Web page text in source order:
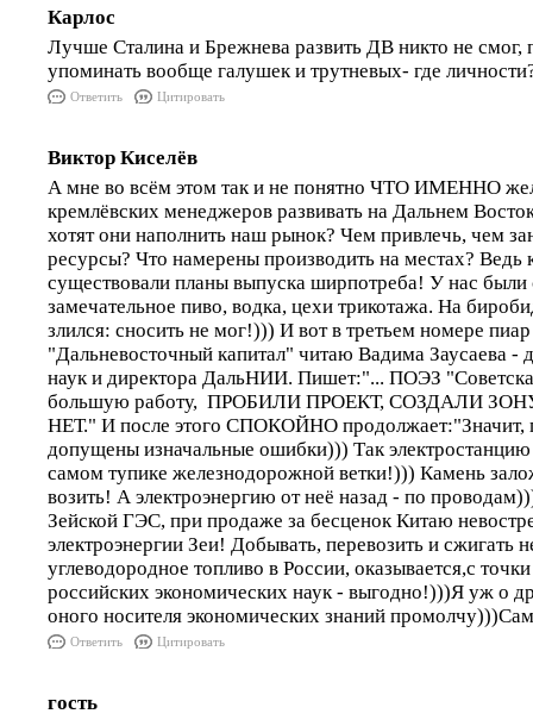
Карлос
Лучше Сталина и Брежнева развить ДВ никто не смог,
упоминать вообще галушек и трутневых- где
Ответить Цитировать
Виктор Киселёв
А мне во всём этом так и не понятно ЧТО ИМЕННО
кремлёвских менеджеров развивать на Дальнем
хотят они наполнить наш рынок? Чем привлечь, чем
ресурсы? Что намерены производить на местах? Ведь
существовали планы выпуска ширпотреба! У нас
замечательное пиво, водка, цехи трикотажа. На
злился: сносить не мог!))) И вот в третьем номере
"Дальневосточный капитал" читаю Вадима Заусаева -
наук и директора ДальНИИ. Пишет:"... ПОЭЗ
большую работу, ПРОБИЛИ ПРОЕКТ, СОЗДАЛИ ЗОНУ,
НЕТ." И после этого СПОКОЙНО продолжает:"Значит,
допущены изначальные ошибки))) Так электростанцию
самом тупике железнодорожной ветки!))) Камень
возить! А электроэнергию от неё назад - по
Зейской ГЭС, при продаже за бесценок Китаю
электроэнергии Зеи! Добывать, перевозить и сжигать
углеводородное топливо в России, оказывается,с
российских экономических наук - выгодно!)))Я уж о
оного носителя экономических знаний
Ответить Цитировать
гость